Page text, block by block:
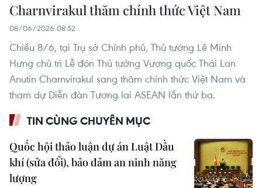
Charnvirakul thăm chính thức Việt Nam
08/06/2026 08:52
Chiều 8/6, tại Trụ sở Chính phủ, Thủ tướng Lê Minh
Hưng chủ trì Lễ đón Thủ tướng Vương quốc Thái Lan
Anutin Charnvirakul sang thăm chính thức Việt Nam và
tham dự Diễn đàn Tương lai ASEAN lần thứ ba.
TIN CÙNG CHUYÊN MỤC
Quốc hội thảo luận dự án Luật Dầu
khí (sửa đổi), bảo đảm an ninh năng
lượng